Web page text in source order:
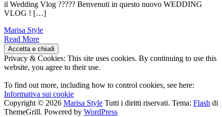
il Wedding Vlog ????? Benvenuti in questo nuovo WEDDING
VLOG ! […]
Marisa Style
Read More
Privacy & Cookies: This site uses cookies. By continuing to use this
website, you agree to their use.
To find out more, including how to control cookies, see here:
Informativa sui cookie
Copyright © 2026 Marisa Style Tutti i diritti riservati. Tema: Flash di
ThemeGrill. Powered by WordPress